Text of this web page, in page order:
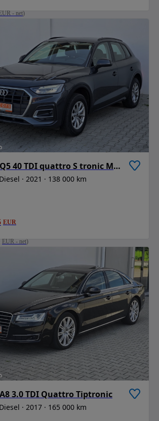
- net)
Audi Q5 40 TDI quattro S tronic MHEV Advanced
Diesel 2021 138 000 km
EUR
EUR - net)
3.0 TDI Quattro Tiptronic
Diesel 2017 165 000 km